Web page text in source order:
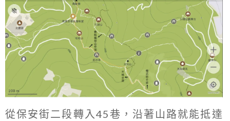
從保安街二段轉入45巷，沿著山路就能抵達